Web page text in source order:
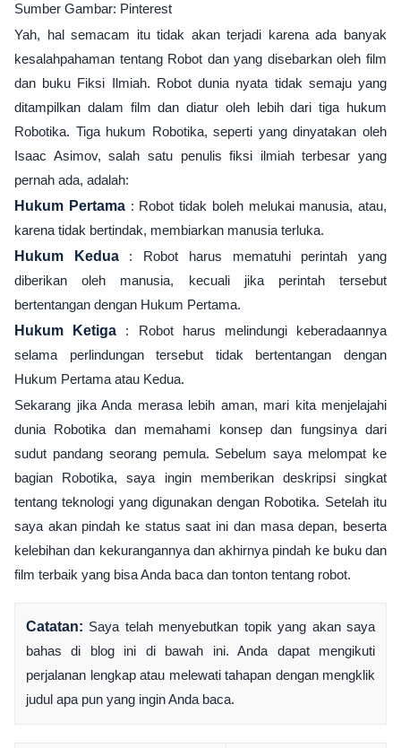
Sumber Gambar: Pinterest
Yah, hal semacam itu tidak akan terjadi karena ada banyak
kesalahpahaman tentang Robot dan yang disebarkan oleh film
dan buku Fiksi Ilmiah. Robot dunia nyata tidak semaju yang
ditampilkan dalam film dan diatur oleh lebih dari tiga hukum
Robotika. Tiga hukum Robotika, seperti yang dinyatakan oleh
Isaac Asimov, salah satu penulis fiksi ilmiah terbesar yang
pernah ada, adalah:
Hukum Pertama: Robot tidak boleh melukai manusia, atau,
karena tidak bertindak, membiarkan manusia terluka.
Hukum Kedua: Robot harus mematuhi perintah yang
diberikan oleh manusia, kecuali jika perintah tersebut
bertentangan dengan Hukum Pertama.
Hukum Ketiga : Robot harus melindungi keberadaannya
selama perlindungan tersebut tidak bertentangan dengan
Hukum Pertama atau Kedua.
Sekarang jika Anda merasa lebih aman, mari kita menjelajahi
dunia Robotika dan memahami konsep dan fungsinya dari
sudut pandang seorang pemula. Sebelum saya melompat ke
bagian Robotika, saya ingin memberikan deskripsi singkat
tentang teknologi yang digunakan dengan Robotika. Setelah itu
saya akan pindah ke status saat ini dan masa depan, beserta
kelebihan dan kekurangannya dan akhirnya pindah ke buku dan
film terbaik yang bisa Anda baca dan tonton tentang robot.
Catatan: Saya telah menyebutkan topik yang akan saya
bahas di blog ini di bawah ini. Anda dapat mengikuti
perjalanan lengkap atau melewati tahapan dengan mengklik
judul apa pun yang ingin Anda baca.